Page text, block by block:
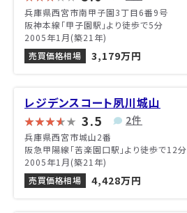
兵庫県西宮市南甲子園3丁目6番9号
阪神本線「甲子園駅」より徒歩で5分
2005年1月(築21年)
売買価格相場
3,179万円
レジデンスコート夙川城山
3.5 2件
兵庫県西宮市城山2番
阪急甲陽線「苦楽園口駅」より徒歩で12分
2005年1月(築21年)
売買価格相場
4,428万円